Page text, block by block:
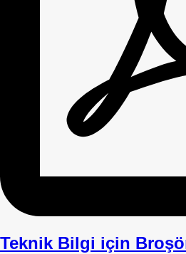
Teknik Bilgi için